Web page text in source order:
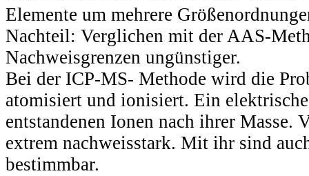
Elemente um mehrere
Nachteil: Verglichen mit der AAS-
Nachweisgrenzen ungünstiger.
Bei der ICP-MS- Methode wird die
atomisiert und ionisiert. Ein
entstandenen Ionen nach ihrer Masse.
extrem nachweisstark. Mit ihr sind
bestimmbar.